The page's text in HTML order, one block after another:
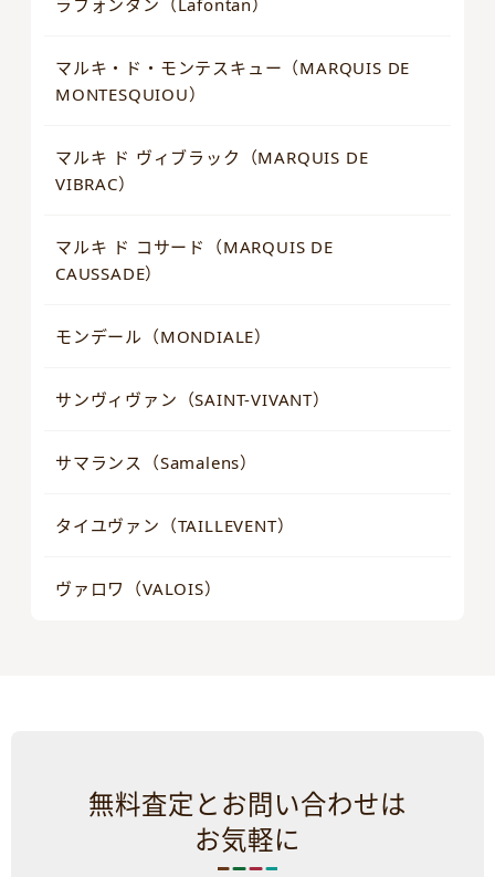
ラフォンタン（Lafontan）
マルキ・ド・モンテスキュー（MARQUIS DE
MONTESQUIOU）
マルキ ド ヴィブラック（MARQUIS DE
VIBRAC）
マルキ ド コサード（MARQUIS DE
CAUSSADE）
モンデール（MONDIALE）
サンヴィヴァン（SAINT-VIVANT）
サマランス（Samalens）
タイユヴァン（TAILLEVENT）
ヴァロワ（VALOIS）
無料査定とお問い合わせは
お気軽に